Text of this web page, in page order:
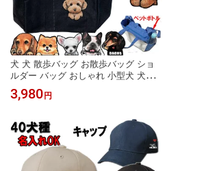
犬 犬 散歩バッグ お散歩バッグ ショ
ルダー バッグ おしゃれ 小型犬 犬用
軽量 お出かけ バッグ ショルダーバッ
グ 斜めがけ 雑貨 シーズー トイプー
ンお散歩バッグ 犬 ショルダー 誕生日
プレゼント ペットボトル 父の日
3,980円